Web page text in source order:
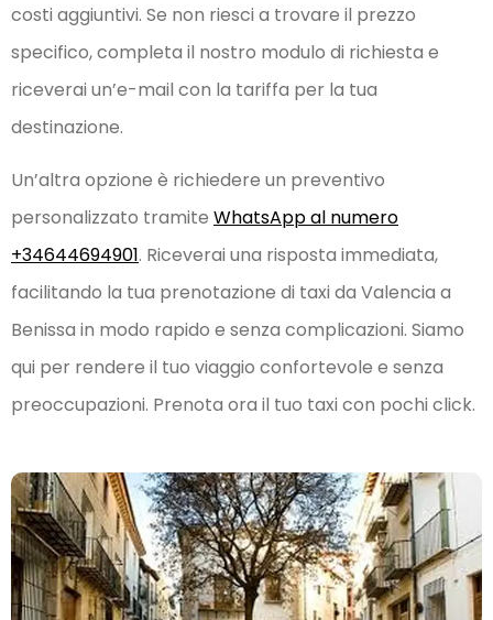
costi aggiuntivi. Se non riesci a trovare il prezzo
specifico, completa il nostro modulo di richiesta e
riceverai un’e-mail con la tariffa per la tua
destinazione.
Un’altra opzione è richiedere un preventivo
personalizzato tramite WhatsApp al numero
+34644694901. Riceverai una risposta immediata,
facilitando la tua prenotazione di taxi da Valencia a
Benissa in modo rapido e senza complicazioni. Siamo
qui per rendere il tuo viaggio confortevole e senza
preoccupazioni. Prenota ora il tuo taxi con pochi click.